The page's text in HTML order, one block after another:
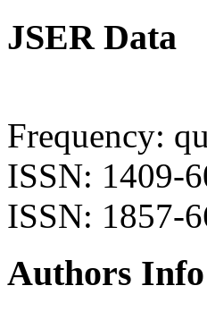
JSER Data
Frequency:
ISSN: 1409-
ISSN: 1857-
Authors Info